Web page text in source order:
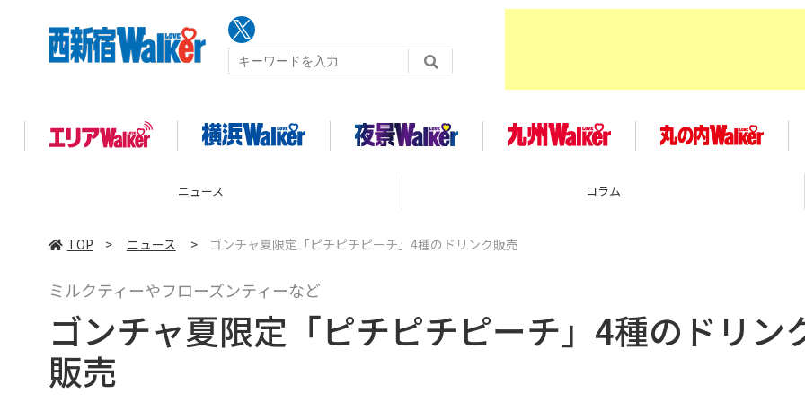
ニュース コラム
TOP > ニュース > ゴンチャ夏限定「ピチピチピーチ」4種のドリンク販売
ミルクティーやフローズンティーなど
ゴンチャ夏限定「ピチピチピーチ」4種のドリン
販売